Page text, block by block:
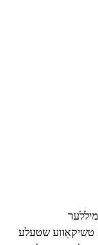
אַ טשיקאַווע שטעלע